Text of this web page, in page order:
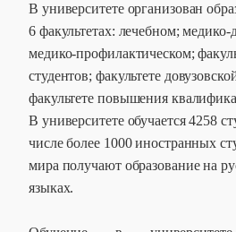
В университете организован
6 факультетах: лечебном; медико-
медико-профилактическом;
студентов; факультете
факультете повышения
В университете обучается 4258
числе более 1000 иностранных
мира получают образование на
языках.